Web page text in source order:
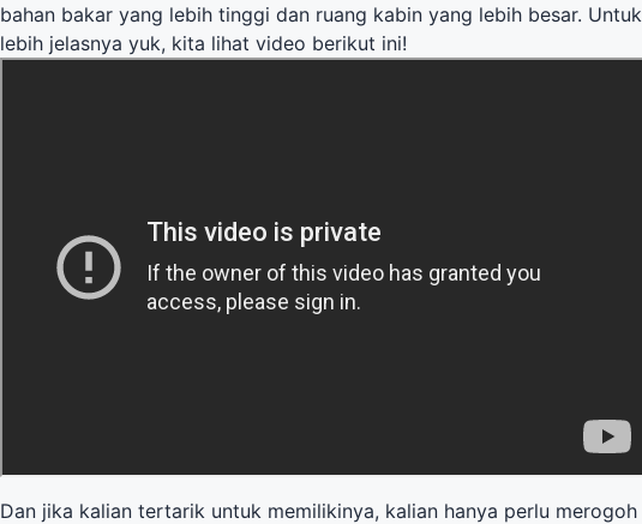
bahan bakar yang lebih tinggi dan ruang kabin yang lebih besar. Untuk
lebih jelasnya yuk, kita lihat video berikut ini!
Dan jika kalian tertarik untuk memilikinya, kalian hanya perlu merogoh